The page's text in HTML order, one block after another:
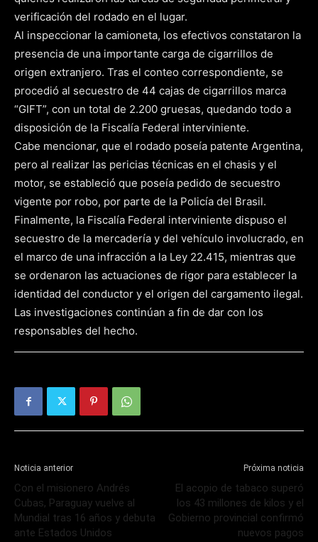
verificación del rodado en el lugar.
Al inspeccionar la camioneta, los efectivos constataron la
presencia de una importante carga de cigarrillos de
origen extranjero. Tras el conteo correspondiente, se
procedió al secuestro de 44 cajas de cigarrillos marca
“GIFT”, con un total de 2.200 gruesas, quedando todo a
disposición de la Fiscalía Federal interviniente.
Cabe mencionar, que el rodado poseía patente Argentina,
pero al realizar las pericias técnicas en el chasis y el
motor, se estableció que poseía pedido de secuestro
vigente por robo, por parte de la Policía del Brasil.
Finalmente, la Fiscalía Federal interviniente dispuso el
secuestro de la mercadería y del vehículo involucrado, en
el marco de una infracción a la Ley 22.415, mientras que
se ordenaron las actuaciones de rigor para establecer la
identidad del conductor y el origen del cargamento ilegal.
Las investigaciones continúan a fin de dar con los
responsables del hecho.
Noticia anterior
Con el misionero Andrés
Cubas, Paraguay vuelve al
Mundial tras 16 años y debuta
ante Estados Unidos
Próxima noticia
El acopio de tabaco superó
los 43 millones de kilos y el
Gobierno provincial confirmó
nuevos pagos